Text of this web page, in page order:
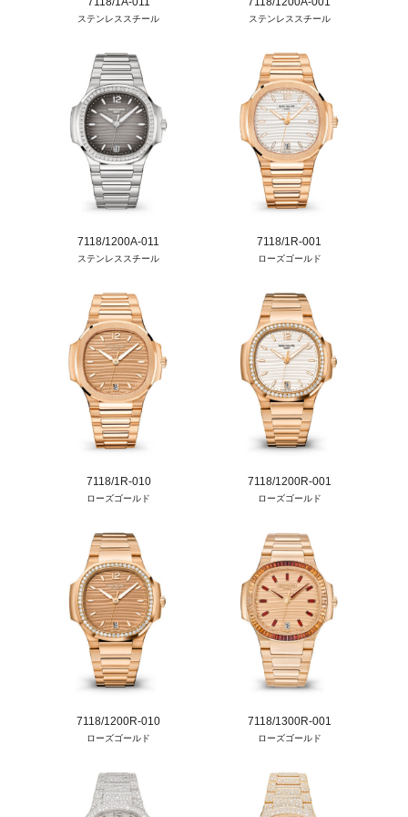
ステンレススチール ステンレススチール
7118/1200A-011
ステンレススチール
7118/1R-001
ローズゴールド
7118/1R-010
ローズゴールド
7118/1200R-001
ローズゴールド
7118/1200R-010
ローズゴールド
7118/1300R-001
ローズゴールド